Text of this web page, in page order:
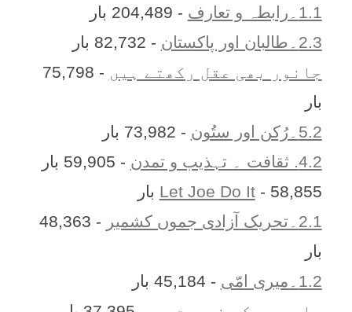
1.1۔رابطہ و تعارف
- 204,489 بار
2.3۔طالبان اور پاکستان
- 82,732 بار
جانور بھی عقل رکھتے ہیں
- 75,798
بار
5.2۔رُکن اور ستُون
- 73,982 بار
4.2. ثقافت ۔ تہذیب و تمدن
- 59,905 بار
Let Joe Do It- 58,855 بار
2.1۔تحریک آزادی جموں کشمیر
- 48,363
بار
1.2۔میری امّی
- 45,184 بار